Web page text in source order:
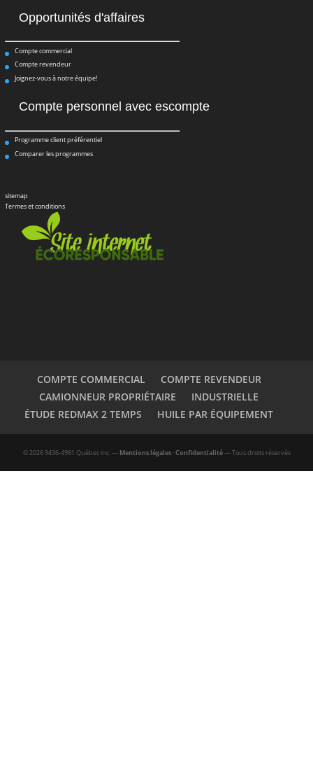
Opportunités d'affaires
Compte commercial
Compte revendeur
Joignez-vous à notre équipe!
Compte personnel avec escompte
Programme client préférentiel
Comparer les programmes
sitemap
Termes et conditions
COMPTE COMMERCIAL
COMPTE REVENDEUR
CAMIONNEUR PROPRIÉTAIRE
INDUSTRIELLE
ÉTUDE REDMAX 2 TEMPS
HUILE PAR ÉQUIPEMENT
© 2026 9436-4981 Québec inc. — Mentions légales·Confidentialité— Tous droits réservés